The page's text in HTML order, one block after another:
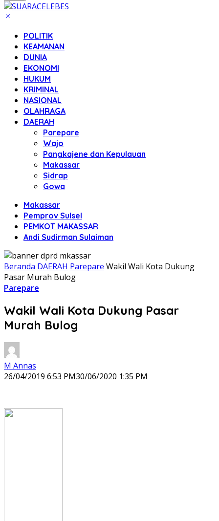
POLITIK
KEAMANAN
DUNIA
EKONOMI
HUKUM
KRIMINAL
NASIONAL
OLAHRAGA
DAERAH
Parepare
Wajo
Pangkajene dan Kepulauan
Makassar
Sidrap
Gowa
Makassar
Pemprov Sulsel
PEMKOT MAKASSAR
Andi Sudirman Sulaiman
Beranda DAERAH Parepare Wakil Wali Kota Dukung
Pasar Murah Bulog
Parepare
Wakil Wali Kota Dukung Pasar
Murah Bulog
M Annas
26/04/2019 6:53 PM30/06/2020 1:35 PM